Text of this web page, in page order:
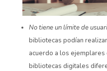
No tiene un límite de
bibliotecas podían
acuerdo a los ejemplares
bibliotecas digitales